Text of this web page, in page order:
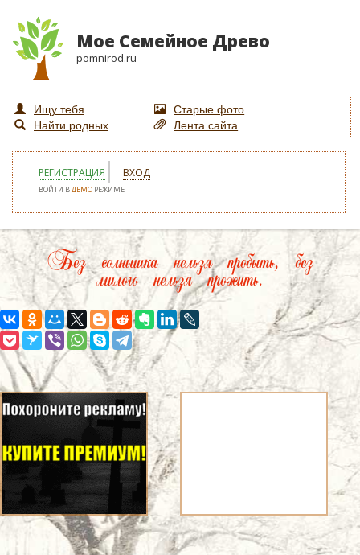
Мое Семейное Древо
pomnirod.ru
Ищу тебя
Старые фото
Найти родных
Лента сайта
РЕГИСТРАЦИЯ ВХОД
ВОЙТИ ВДЕМО РЕЖИМЕ
Без солнышка нельзя пробыть, без
милого нельзя прожить.